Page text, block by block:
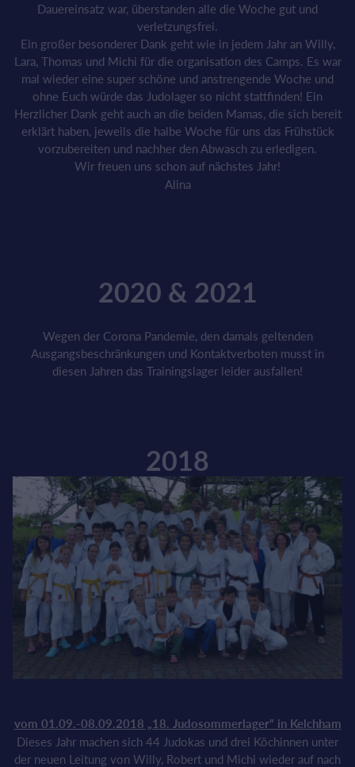
Dauereinsatz war, überstanden alle die Woche gut und
verletzungsfrei.
Ein großer besonderer Dank geht wie in jedem Jahr an Willy,
Lara, Thomas und Michi für die organisation des Camps. Es war
mal wieder eine super schöne und anstrengende Woche und
ohne Euch würde das Judolager so nicht stattfinden! Ein
Herzlicher Dank geht auch an die beiden Mamas, die sich bereit
erklärt haben, jeweils die halbe Woche für uns das Frühstück
vorzubereiten und nachher den Abwasch zu erledigen.
Wir freuen uns schon auf nächstes Jahr!
Alina
2020 & 2021
Wegen der Corona Pandemie, den damals geltenden
Ausgangsbeschränkungen und Kontaktverboten musst in
diesen Jahren das Trainingslager leider ausfallen!
2018
vom 01.09.-08.09.2018 „18. Judosommerlager“ in Kelchham
Dieses Jahr machen sich 44 Judokas und drei Köchinnen unter
der neuen Leitung von Willy, Robert und Michi wieder auf nach